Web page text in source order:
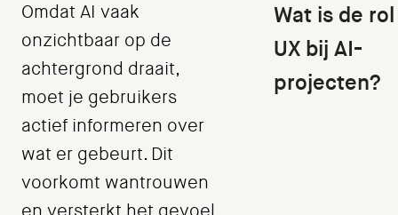
Omdat AI vaak
onzichtbaar op de
achtergrond draait,
moet je gebruikers
actief informeren over
wat er gebeurt. Dit
voorkomt wantrouwen
Wat is de
UX bij AI-
projecten?